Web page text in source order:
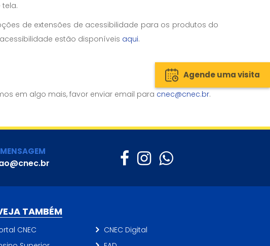
Agende uma visita
de extensões de acessibilidade para os produtos do
estão disponíveis aqui.
em algo mais, favor enviar email para cnec@cnec.br.
TAMBÉM
CNEC
CNEC Digital